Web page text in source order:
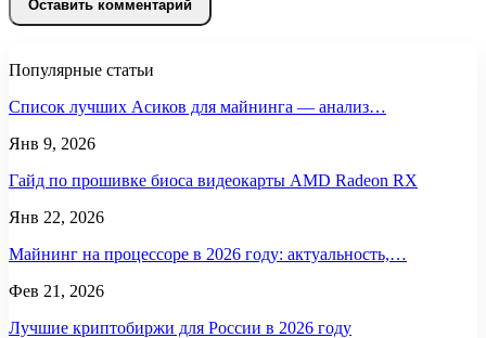
Популярные статьи
Список лучших Асиков для майнинга — анализ…
Янв 9, 2026
Гайд по прошивке биоса видеокарты AMD Radeon RX
Янв 22, 2026
Майнинг на процессоре в 2026 году: актуальность,…
Фев 21, 2026
Лучшие криптобиржи для России в 2026 году